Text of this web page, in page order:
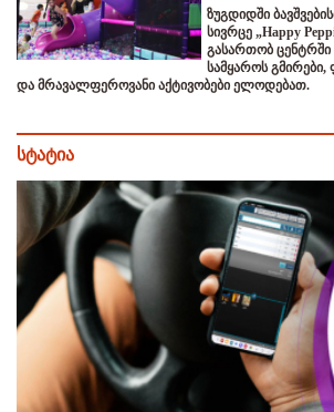
ზუგდიდში
სივრცე „Happy
გასართობ
სამყაროს
და მრავალფეროვანი აქტივობები ელოდებათ.
სტატია